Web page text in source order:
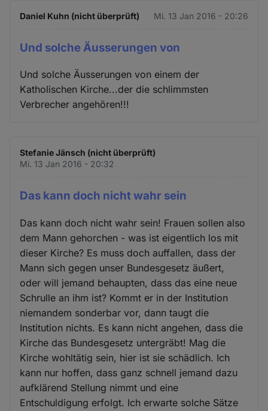
Daniel Kuhn (nicht überprüft) Mi. 13 Jan 2016 - 20:26
Und solche Äusserungen von
Und solche Äusserungen von einem der
Katholischen Kirche...der die schlimmsten
Verbrecher angehören!!!
Stefanie Jänsch (nicht überprüft)
Mi. 13 Jan 2016 - 20:32
Das kann doch nicht wahr sein
Das kann doch nicht wahr sein! Frauen sollen also
dem Mann gehorchen - was ist eigentlich los mit
dieser Kirche? Es muss doch auffallen, dass der
Mann sich gegen unser Bundesgesetz äußert,
oder will jemand behaupten, dass das eine neue
Schrulle an ihm ist? Kommt er in der Institution
niemandem sonderbar vor, dann taugt die
Institution nichts. Es kann nicht angehen, dass die
Kirche das Bundesgesetz untergräbt! Mag die
Kirche wohltätig sein, hier ist sie schädlich. Ich
kann nur hoffen, dass ganz schnell jemand dazu
aufklärend Stellung nimmt und eine
Entschuldigung erfolgt. Ich erwarte solche Sätze